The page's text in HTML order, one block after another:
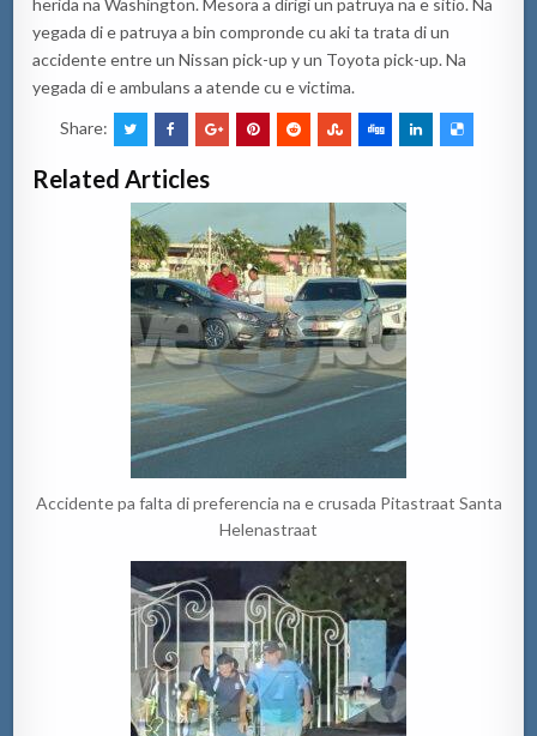
herida na Washington. Mesora a dirigi un patruya na e sitio. Na
yegada di e patruya a bin compronde cu aki ta trata di un
accidente entre un Nissan pick-up y un Toyota pick-up. Na
yegada di e ambulans a atende cu e victima.
Share:
Related Articles
Accidente pa falta di preferencia na e crusada Pitastraat Santa
Helenastraat